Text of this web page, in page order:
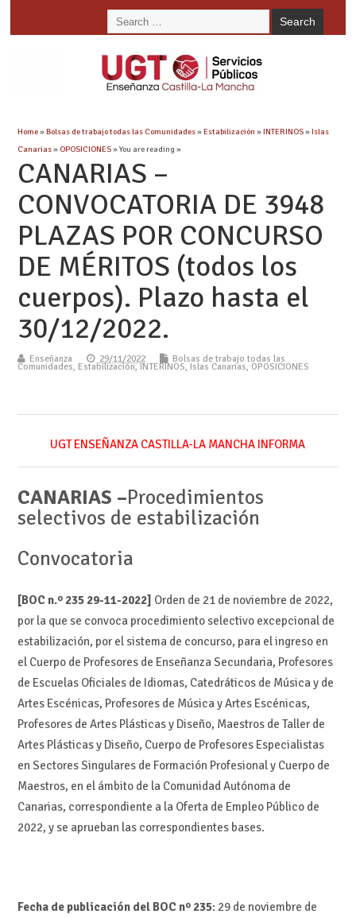
Home»Bolsas de trabajo todas las Comunidades»Estabilización »INTERINOS»Islas
Canarias» OPOSICIONES» You are reading »
CANARIAS –
CONVOCATORIA DE 3948
PLAZAS POR CONCURSO
DE MÉRITOS (todos los
cuerpos). Plazo hasta el
30/12/2022.
Enseñanza 29/11/2022 Bolsas de trabajo todas las
Comunidades, Estabilización,INTERINOS, Islas Canarias, OPOSICIONES
UGT ENSEÑANZA CASTILLA-LA MANCHA INFORMA
CANARIAS –Procedimientos
selectivos de estabilización
Convocatoria
[BOC n.º 235 29-11-2022] Orden de 21 de noviembre de 2022,
por la que se convoca procedimiento selectivo excepcional de
estabilización, por el sistema de concurso, para el ingreso en
el Cuerpo de Profesores de Enseñanza Secundaria, Profesores
de Escuelas Oficiales de Idiomas, Catedráticos de Música y de
Artes Escénicas, Profesores de Música y Artes Escénicas,
Profesores de Artes Plásticas y Diseño, Maestros de Taller de
Artes Plásticas y Diseño, Cuerpo de Profesores Especialistas
en Sectores Singulares de Formación Profesional y Cuerpo de
Maestros, en el ámbito de la Comunidad Autónoma de
Canarias, correspondiente a la Oferta de Empleo Público de
2022, y se aprueban las correspondientes bases.
Fecha de publicación del BOC nº 235: 29 de noviembre de